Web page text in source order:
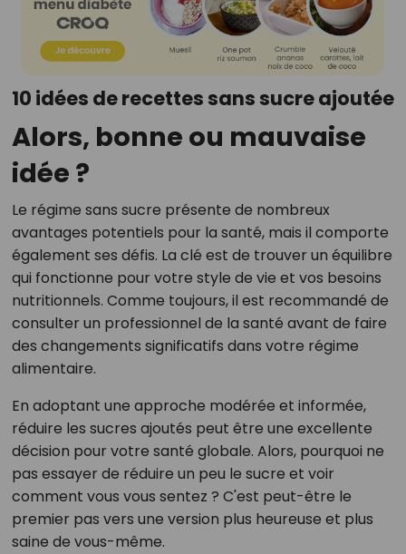
10 idées de recettes sans sucre ajoutée
Alors, bonne ou mauvaise
idée ?
Le régime sans sucre présente de nombreux
avantages potentiels pour la santé, mais il comporte
également ses défis. La clé est de trouver un équilibre
qui fonctionne pour votre style de vie et vos besoins
nutritionnels. Comme toujours, il est recommandé de
consulter un professionnel de la santé avant de faire
des changements significatifs dans votre régime
alimentaire.
En adoptant une approche modérée et informée,
réduire les sucres ajoutés peut être une excellente
décision pour votre santé globale. Alors, pourquoi ne
pas essayer de réduire un peu le sucre et voir
comment vous vous sentez ? C'est peut-être le
premier pas vers une version plus heureuse et plus
saine de vous-même.